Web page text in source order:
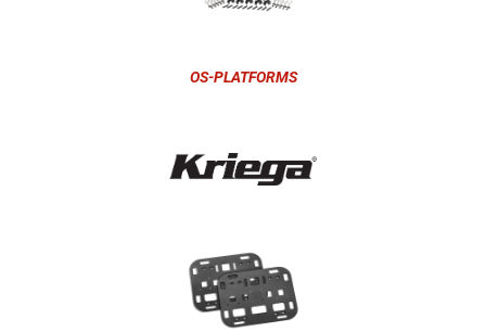
OS-PLATFORMS